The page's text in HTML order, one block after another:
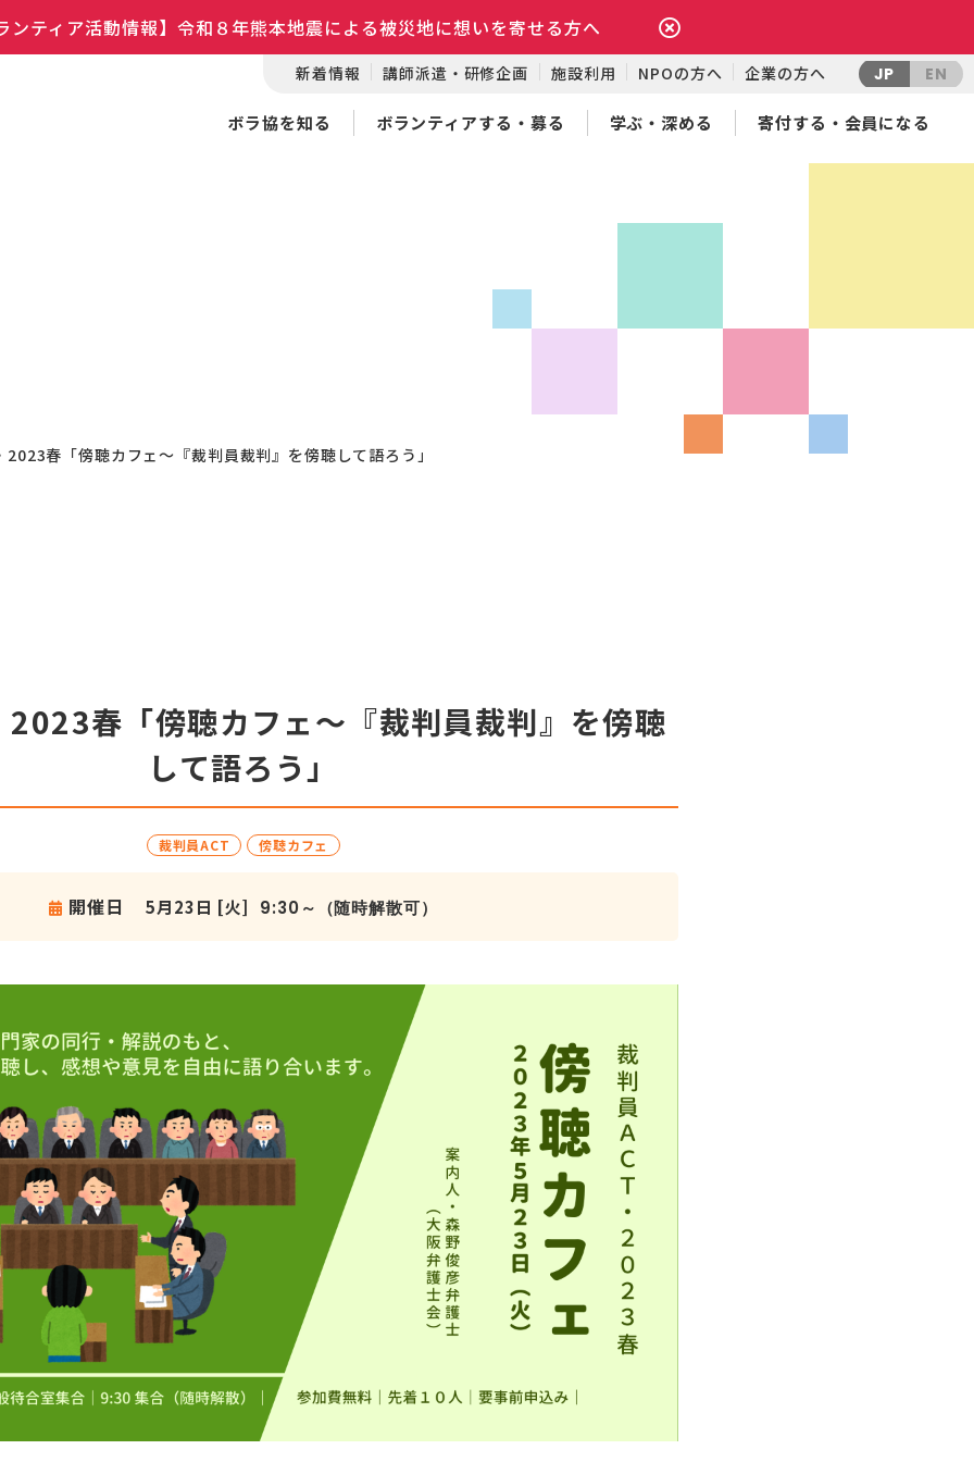
ンティア活動情報】令和８年熊本地震による被災地に想いを寄せる方へ
新着情報 講師派遣・研修企画 施設利用 NPOの方へ 企業の方へ JP EN
ボラ協を知る ボランティアする・募る 学ぶ・深める 寄付する・会員になる
春「傍聴カフェ～『裁判員裁判』を傍聴して語ろう」
2023春「傍聴カフェ～『裁判員裁判』を傍聴
して語ろう」
裁判員ACT 傍聴カフェ
開催日 5月23日 [火] 9:30～（随時解散可）